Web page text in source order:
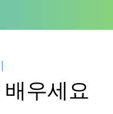
배우세요